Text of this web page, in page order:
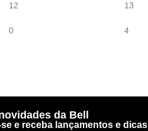
12
0
13
4
da Bell
e receba lançamentos e dicas